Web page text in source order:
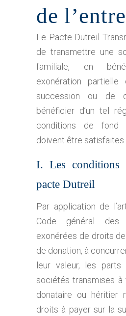
de
Le Pacte Dutreil
de transmettre une
familiale, en
exonération
succession ou de
bénéficier d’un tel
conditions de
doivent être satisfaites.
I. Les
pacte Dutreil
Par application de
Code général des
exonérées de droits
de donation, à
leur valeur, les
sociétés transmises à
donataire ou héritier
droits à payer sur la